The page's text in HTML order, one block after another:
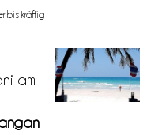
bis kräftig
am